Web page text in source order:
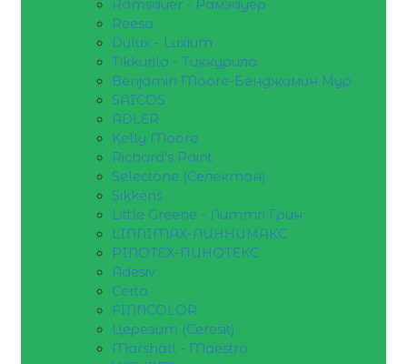
Ramsauer - Рамзауер
Reesa
Dulux - Luxium
Tikkurila - Тиккурила
Benjamin Moore-Бенджамин Мур
SAICOS
ADLER
Kelly Moore
Richard's Paint
Selectone (Селектон)
Sikkens
Little Greene - Литтл Грин
LINNIMAX-ЛИННИМАКС
PINOTEX-ПИНОТЕКС
Adesiv
Certa
FINNCOLOR
Церезит (Ceresit)
Marshall - Maestro